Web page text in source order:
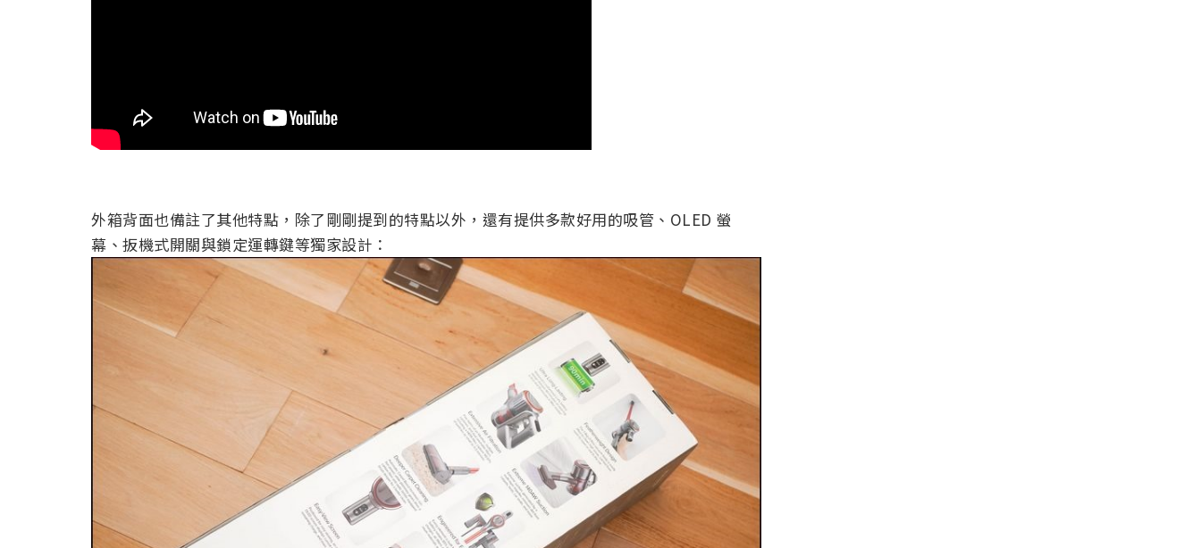
外箱背面也備註了其他特點，除了剛剛提到的特點以外，還有提供多款好用的吸管、OLED 螢
幕、扳機式開關與鎖定運轉鍵等獨家設計：